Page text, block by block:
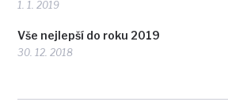
1. 1. 2019
Vše nejlepší do roku 2019
30. 12. 2018